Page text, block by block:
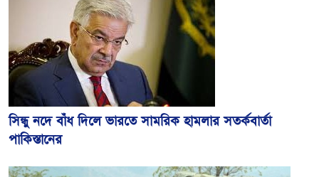
সিন্ধু নদে বাঁধ দিলে ভারতে সামরিক হামলার সতর্কবার্তা
পাকিস্তানের